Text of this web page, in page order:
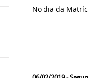
No dia da